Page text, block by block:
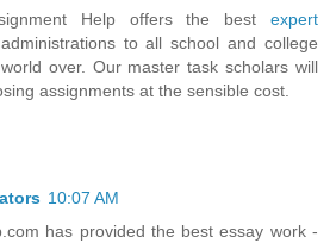
Help offers the best expert
to all school and college
over. Our master task scholars will
assignments at the sensible cost.
10:07 AM
has provided the best essay work -